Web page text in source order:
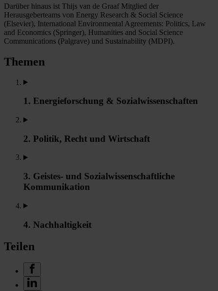
Darüber hinaus ist Thijs van de Graaf Mitglied der
Herausgeberteams von Energy Research & Social Science
(Elsevier), International Environmental Agreements: Politics, Law
and Economics (Springer), Humanities and Social Science
Communications (Palgrave) und Sustainability (MDPI).
Themen
1. Energieforschung & Sozialwissenschaften
2. Politik, Recht und Wirtschaft
3. Geistes- und Sozialwissenschaftliche
Kommunikation
4. Nachhaltigkeit
Teilen